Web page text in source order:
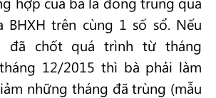
trên cùng 1 số sổ. Nếu
đã chốt quá trình từ tháng
12/2015 thì bà phải làm
những tháng đã trùng (mẫu